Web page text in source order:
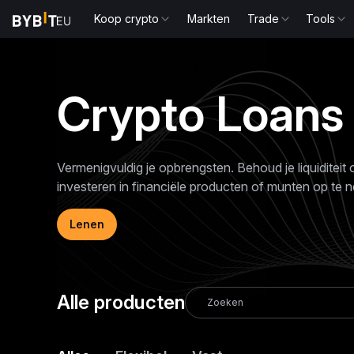
Koop crypto Markten Trade Tools
Crypto Loans
Vermenigvuldig je opbrengsten. Behoud je
investeren in financiële producten of munten op te
Lenen
Alle producten